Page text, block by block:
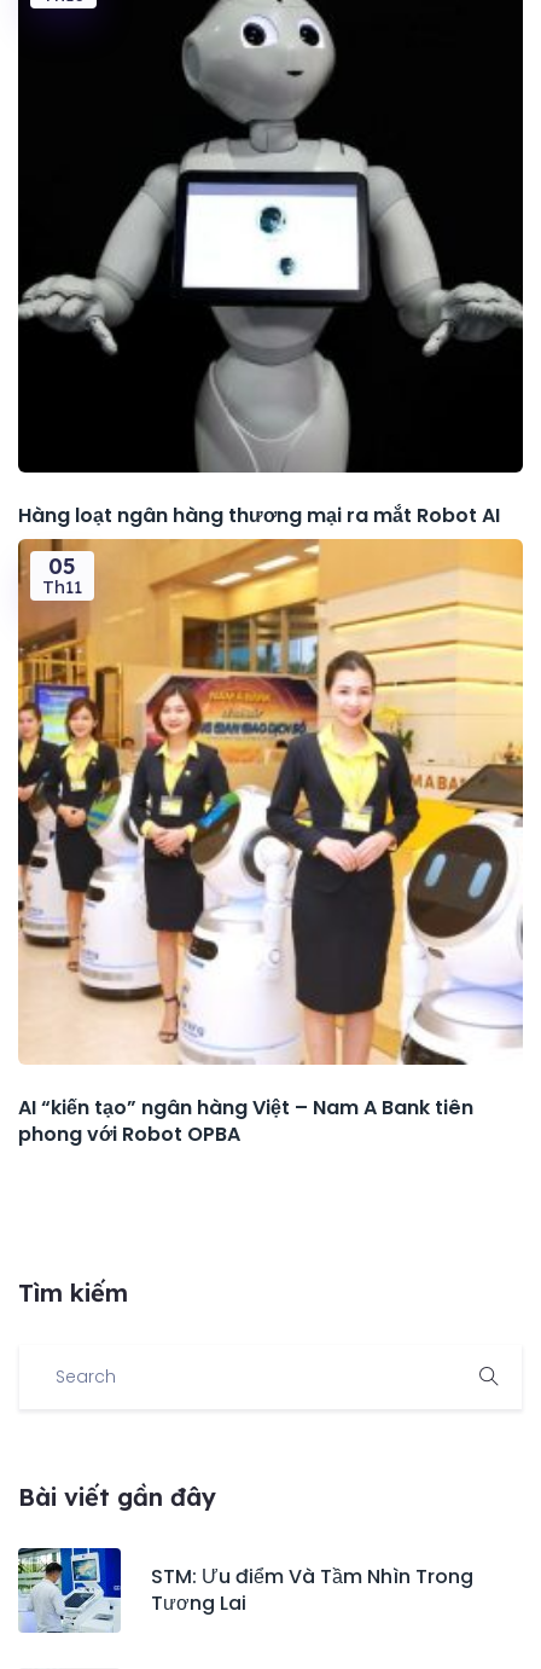
Hàng loạt ngân hàng thương mại ra mắt Robot AI
05
Th11
AI “kiến tạo” ngân hàng Việt – Nam A Bank tiên
phong với Robot OPBA
Tìm kiếm
Bài viết gần đây
STM: Ưu điểm Và Tầm Nhìn Trong
Tương Lai